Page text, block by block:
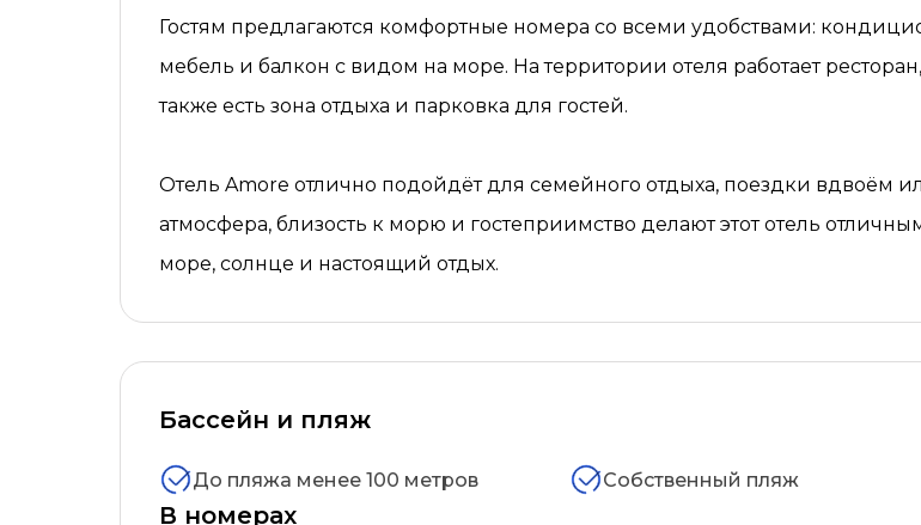
Гостям предлагаются комфортные номера со всеми удобствами:
мебель и балкон с видом на море. На территории отеля работает
также есть зона отдыха и парковка для гостей.
Отель Amore отлично подойдёт для семейного отдыха, поездки вдвоём
атмосфера, близость к морю и гостеприимство делают этот отель
море, солнце и настоящий отдых.
Бассейн и пляж
До пляжа менее 100 метров Собственный пляж
В номерах